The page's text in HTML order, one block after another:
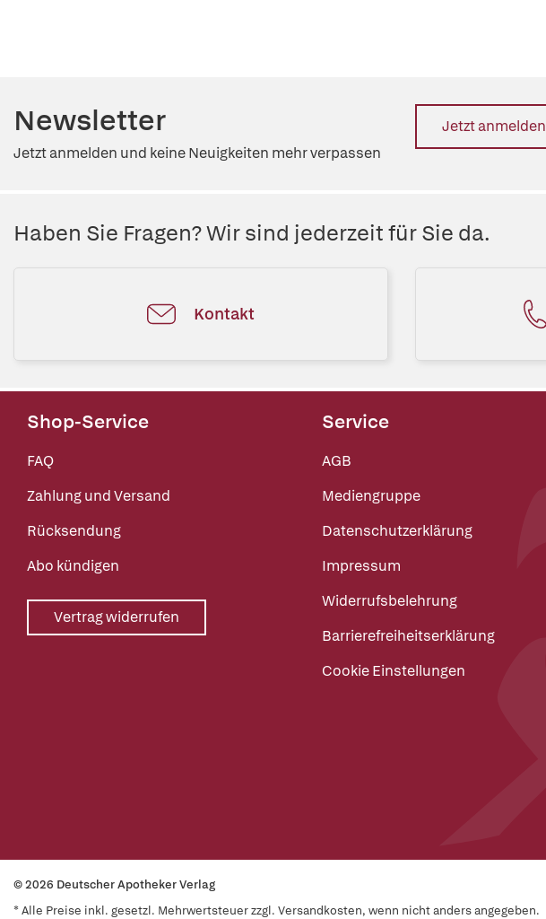
Newsletter
Jetzt anmelden und keine Neuigkeiten mehr verpassen
Jetzt anmelden
Haben Sie Fragen? Wir sind jederzeit für Sie da.
Kontakt
Shop-Service
FAQ
Zahlung und Versand
Rücksendung
Abo kündigen
Vertrag widerrufen
Service
AGB
Mediengruppe
Datenschutzerklärung
Impressum
Widerrufsbelehrung
Barrierefreiheitserklärung
Cookie Einstellungen
© 2026 Deutscher Apotheker Verlag
* Alle Preise inkl. gesetzl. Mehrwertsteuer zzgl. Versandkosten, wenn nicht anders angegeben.